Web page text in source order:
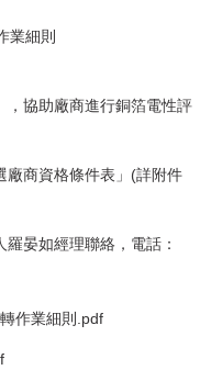
業細則
，協助廠商進行銅箔電性評
廠商資格條件表」(詳附件
晏如經理聯絡，電話：
作業細則.pdf